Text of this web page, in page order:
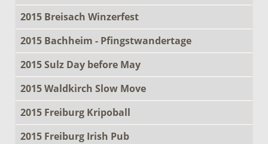
2015 Breisach Winzerfest
2015 Bachheim - Pfingstwandertage
2015 Sulz Day before May
2015 Waldkirch Slow Move
2015 Freiburg Kripoball
2015 Freiburg Irish Pub